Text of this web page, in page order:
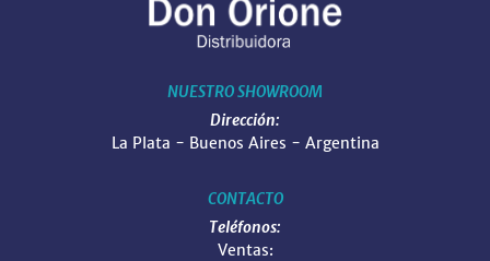
NUESTRO SHOWROOM
Dirección:
La Plata - Buenos Aires - Argentina
CONTACTO
Teléfonos:
Ventas: